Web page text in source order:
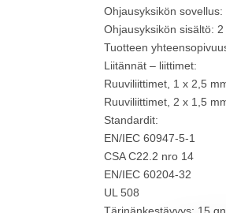
Ohjausyksikön
Ohjausyksikön sisältö:
Tuotteen
Liitännät – liittimet:
Ruuviliittimet, 1 x 2,5
Ruuviliittimet, 2 x 1,5
Standardit:
EN/IEC 60947-5-1
CSA C22.2 nro 14
EN/IEC 60204-32
UL 508
Tärinänkestävyys: 15